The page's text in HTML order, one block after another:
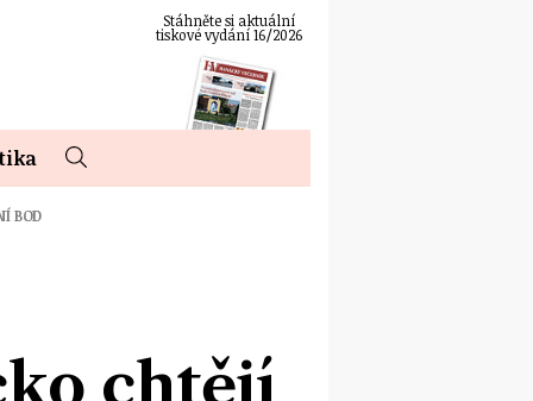
Stáhněte si aktuální
tiskové vydání 16/2026
BOD
chtějí